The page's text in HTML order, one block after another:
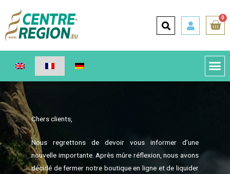
0
Chers clients,
Nous regrettons de devoir vous informer d’une
nouvelle importante. Après mûre réflexion, nous avons
décidé de fermer notre boutique en ligne et de liquider